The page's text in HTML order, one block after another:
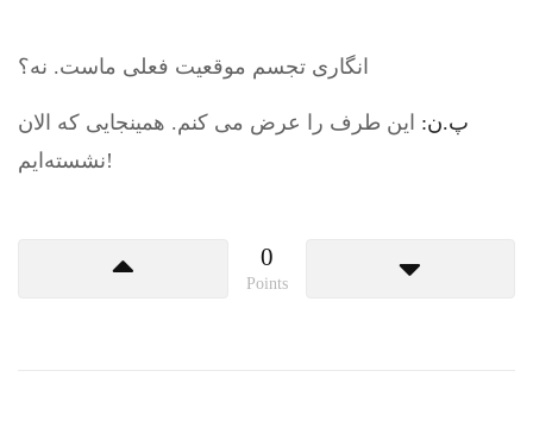
انگاری تجسم موقعیت فعلی ماست. نه؟
پ.ن: این طرف را عرض می کنم. همینجایی که الان
نشسته‌ایم!
0
Points